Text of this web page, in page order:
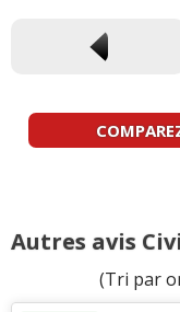
Autres avis
(Tri par